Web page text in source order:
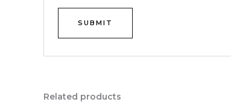
Related products